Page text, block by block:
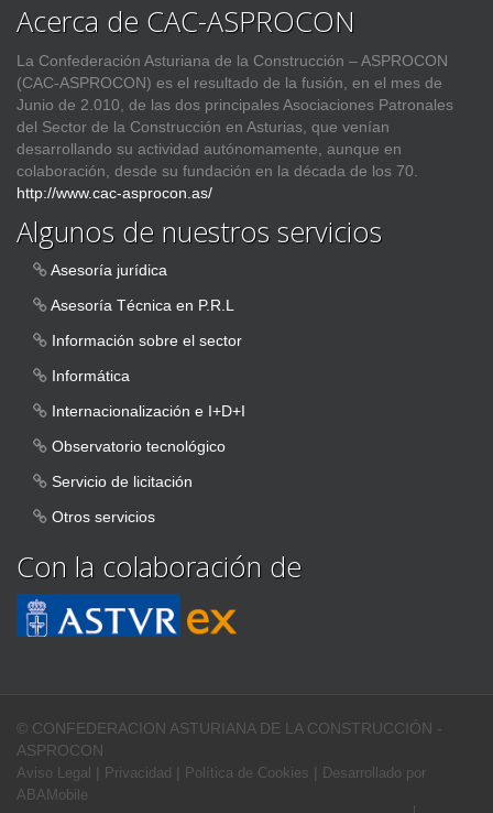
Acerca de CAC-ASPROCON
La Confederación Asturiana de la Construcción – ASPROCON
(CAC-ASPROCON) es el resultado de la fusión, en el mes de
Junio de 2.010, de las dos principales Asociaciones Patronales
del Sector de la Construcción en Asturias, que venían
desarrollando su actividad autónomamente, aunque en
colaboración, desde su fundación en la década de los 70.
http://www.cac-asprocon.as/
Algunos de nuestros servicios
Asesoría jurídica
Asesoría Técnica en P.R.L
Información sobre el sector
Informática
Internacionalización e I+D+I
Observatorio tecnológico
Servicio de licitación
Otros servicios
Con la colaboración de
© CONFEDERACION ASTURIANA DE LA CONSTRUCCIÓN -
ASPROCON
Aviso Legal | Privacidad | Política de Cookies | Desarrollado por
ABAMobile